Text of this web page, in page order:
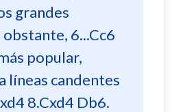
grandes
6...Cc6
popular,
líneas candentes
8.Cxd4 Db6.